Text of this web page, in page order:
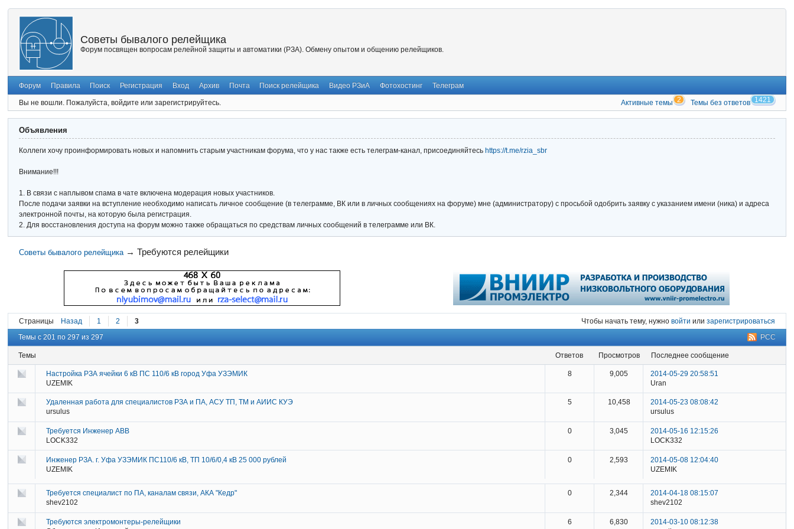
Советы бывалого релейщика
Форум посвящен вопросам релейной защиты и автоматики (РЗА). Обмену опытом и общению релейщиков.
Форум Правила Поиск Регистрация Вход Архив Почта Поиск релейщика Видео РЗиА Фотохостинг Телеграм
Вы не вошли. Пожалуйста, войдите или зарегистрируйтесь. Активные темы 2 Темы без ответов 1421
Объявления
Коллеги хочу проинформировать новых и напомнить старым участникам форума, что у нас также есть телеграм-канал, присоединяйтесь https://t.me/rzia_sbr
Внимание!!!
1. В связи с наплывом спама в чате включена модерация новых участников.
После подачи заявки на вступление необходимо написать личное сообщение (в телеграмме, ВК или в личных сообщениях на форуме) мне (администратору) с просьбой одобрить заявку с указанием имени (ника) и адреса
электронной почты, на которую была регистрация.
2. Для восстановления доступа на форум можно также обращаться по средствам личных сообщений в телеграмме или ВК.
Советы бывалого релейщика → Требуются релейщики
Страницы Назад 1 2 3 Чтобы начать тему, нужно войти или зарегистрироваться
РСС
Темы с 201 по 297 из 297
Темы ответов просмотров последнее сообщение
Настройка РЗА ячейки 6 кВ ПС 110/6 кВ город Уфа УЗЭМИК
UZEMIK
8 9,005
2014-05-29 20:58:51
Uran
Удаленная работа для специалистов РЗА и ПА, АСУ ТП, ТМ и АИИС КУЭ
ursulus
5 10,458
2014-05-23 08:08:42
ursulus
Требуется Инженер ABB
LOCK332
0 3,045
2014-05-16 12:15:26
LOCK332
Инженер РЗА. г. Уфа УЗЭМИК ПС110/6 кВ, ТП 10/6/0,4 кВ 25 000 рублей
UZEMIK
0 2,593
2014-05-08 12:04:40
UZEMIK
Требуется специалист по ПА, каналам связи, АКА "Кедр"
shev2102
0 2,344
2014-04-18 08:15:07
shev2102
Требуются электромонтеры-релейщики
6 6,830
2014-03-10 08:12:38